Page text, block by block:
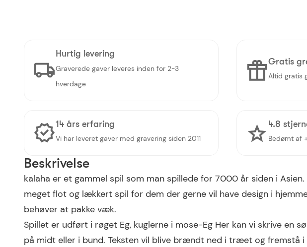
Hurtig levering
Graverede gaver leveres inden for 2-3
hverdage
Gratis
Altid gratis
14 års erfaring
Vi har leveret gaver med gravering siden 2011
4.8
Bedømt af
Beskrivelse
kalaha er et gammel spil som man spillede for 7000 år siden i Asien.
meget flot og lækkert spil for dem der gerne vil have design i
behøver at pakke væk.
Spillet er udført i røget Eg, kuglerne i mose-Eg Her kan vi skrive en
på midt eller i bund. Teksten vil blive brændt ned i træet og fremstå i